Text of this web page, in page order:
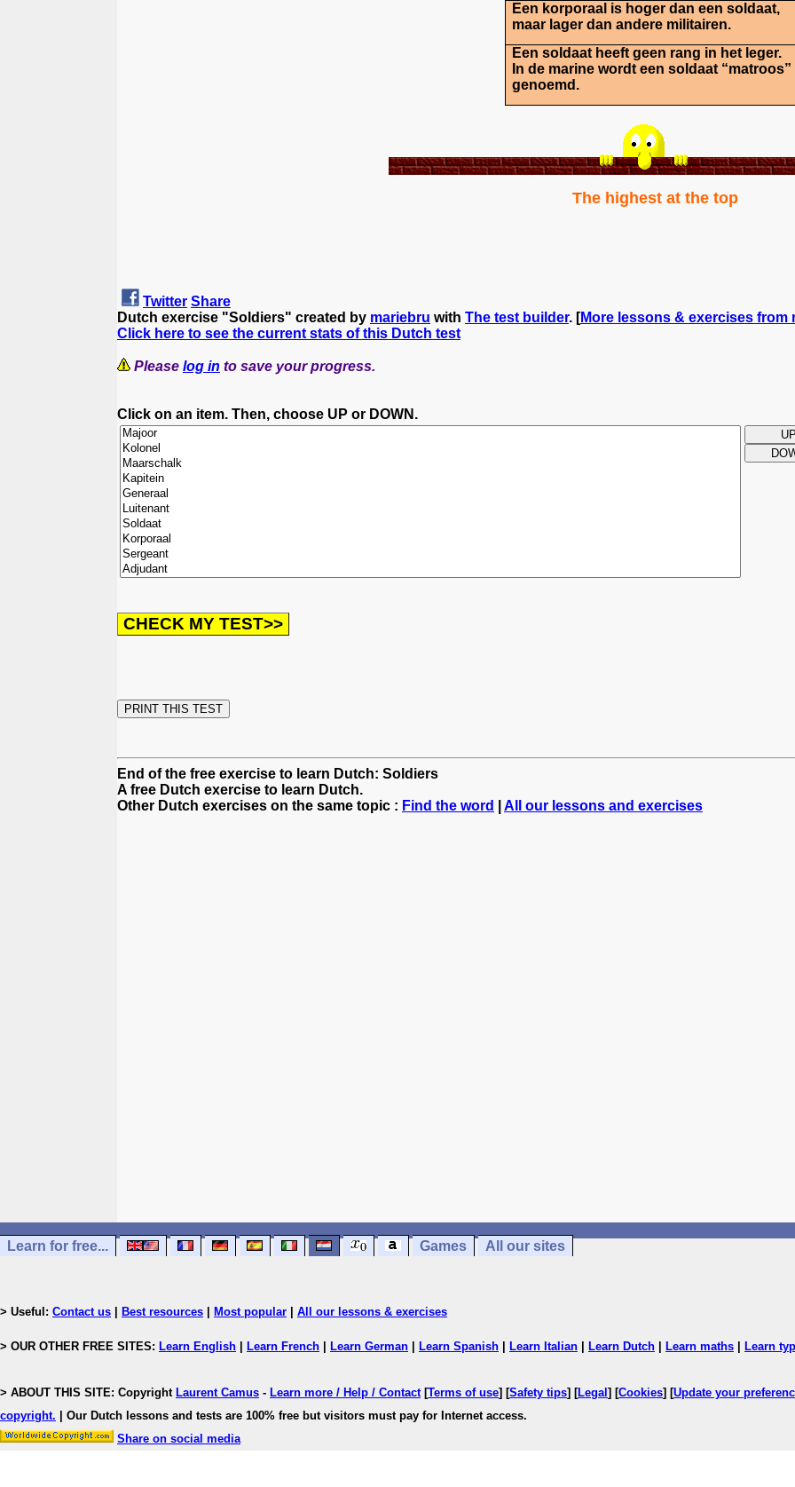
Een korporaal is hoger dan een soldaat,
maar lager dan andere militairen.
Eensoldaat heeft geen rang in het leger.
In de marine wordt een soldaat “matroos”
genoemd.
The highest at the top
Twitter Share
Dutch exercise "Soldiers" created by mariebru with The test builder. [More lessons & exercises from
Click here to see the current stats of this Dutch test
Please log in to save your progress.
Click on an item. Then, choose UP or DOWN.
End of the free exercise to learn Dutch: Soldiers
A free Dutch exercise to learn Dutch.
Other Dutch exercises on the same topic : Find the word All our lessons and exercises
Learn for free... Games All our sites
> Useful: Contact us Best resources Most popular All our lessons & exercises
> OUR OTHER FREE SITES: Learn English Learn French Learn German Learn Spanish Learn Italian Learn Dutch Learn maths Learn
> ABOUT THIS SITE: Copyright Laurent Camus - Learn more / Help / Contact[Terms of use] [Safety tips] [Legal ] [Cookies] [Update your
copyright.
| Our Dutch lessons and tests are 100% free but visitors must pay for Internet access.
Share on social media